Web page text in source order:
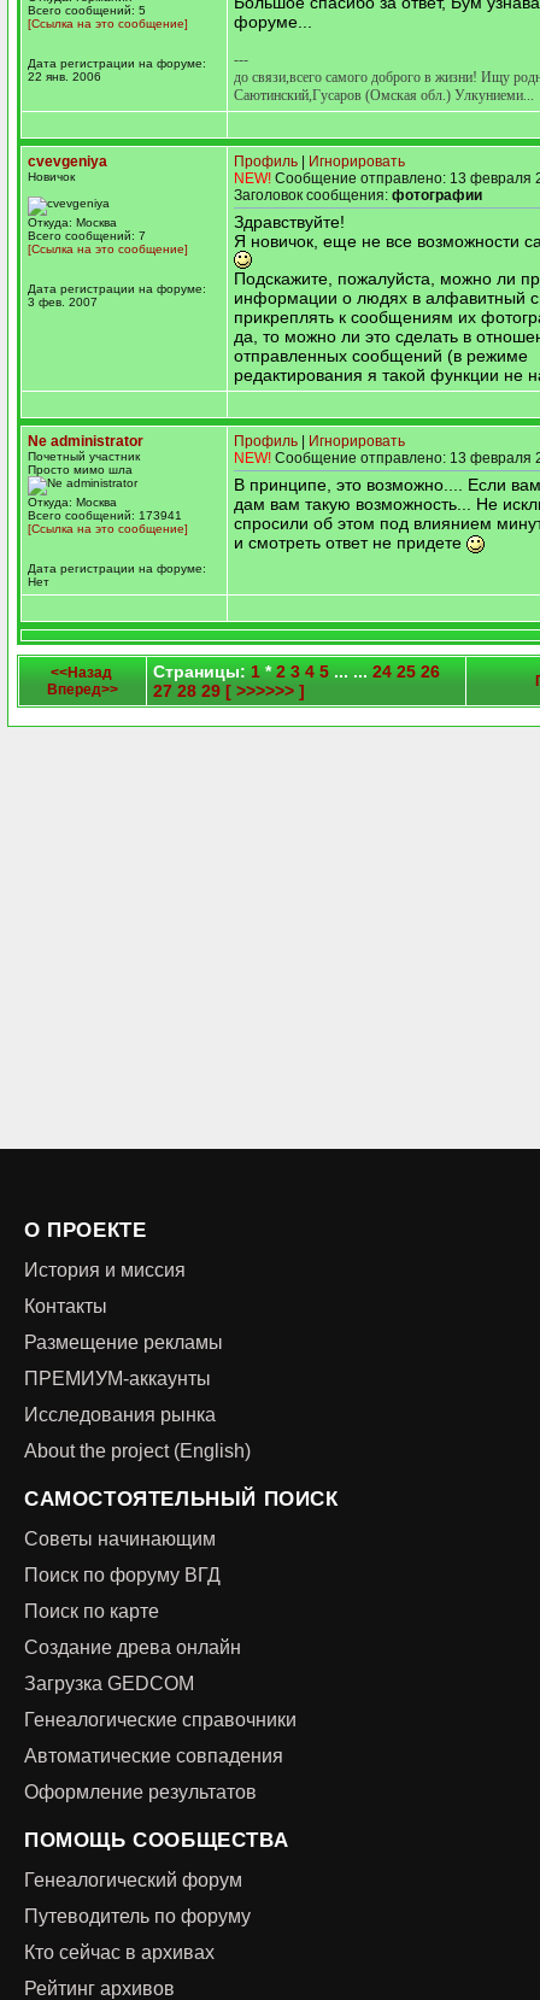
Всего сообщений: 5
[Ссылка на это сообщение]
Дата регистрации на форуме:
22 янв. 2006
форуме...
---
до связи,всего самого доброго в жизни! Ищу
Саютинский,Гусаров (Омская обл.) Улкуниеми...
cvevgeniya
Новичок
Откуда: Москва
Всего сообщений: 7
[Ссылка на это сообщение]
Дата регистрации на форуме:
3 фев. 2007
Профиль
Игнорировать
NEW! Сообщение отправлено: 13 февраля
Заголовок сообщения: фотографии
Здравствуйте!
Я новичок, еще не все возможности
Подскажите, пожалуйста, можно ли
информации о людях в алфавитный
прикреплять к сообщениям их
да, то можно ли это сделать в
отправленных сообщений (в режиме
редактирования я такой функции не
Ne administrator
Почетный участник
Просто мимо шла
Откуда: Москва
Всего сообщений: 173941
[Ссылка на это сообщение]
Дата регистрации на форуме:
Нет
Профиль
Игнорировать
NEW! Сообщение отправлено: 13 февраля
В принципе, это возможно.... Если
дам вам такую возможность... Не
спросили об этом под влиянием
и смотреть ответ не придете
<<Назад
Вперед>>
Страницы: 1 *2 3 4 5 ... ... 24 25 26
27 28 29 [ >>>>>> ]
О ПРОЕКТЕ
История и миссия
Контакты
Размещение рекламы
ПРЕМИУМ-аккаунты
Исследования рынка
About the project (English)
САМОСТОЯТЕЛЬНЫЙ ПОИСК
Советы начинающим
Поиск по форуму ВГД
Поиск по карте
Создание древа онлайн
Загрузка GEDCOM
Генеалогические справочники
Автоматические совпадения
Оформление результатов
ПОМОЩЬ СООБЩЕСТВА
Генеалогический форум
Путеводитель по форуму
Кто сейчас в архивах
Рейтинг архивов